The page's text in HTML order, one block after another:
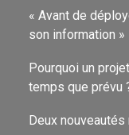
« Avant de
son information »
Pourquoi un
temps que prévu
Deux nouveautés